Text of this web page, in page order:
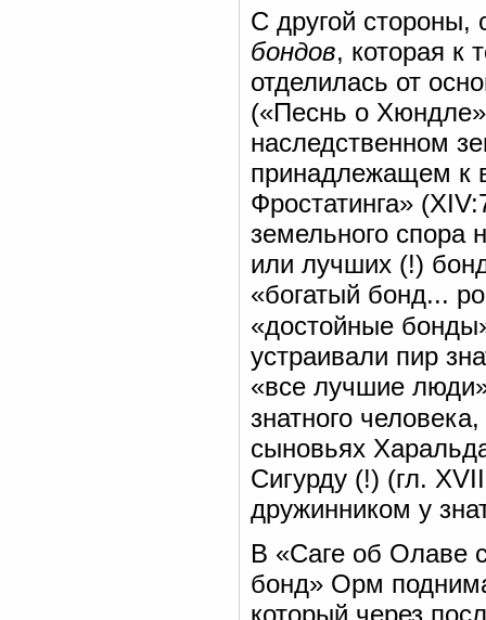
С другой стороны,
бондов, которая к
отделилась от
(«Песнь о
наследственном
принадлежащем к
Фростатинга»
земельного спора
или лучших (!)
«богатый бонд...
«достойные
устраивали пир
«все лучшие
знатного
сыновьях
Сигурду (!) (гл.
дружинником у
В «Саге об Олаве
бонд» Орм